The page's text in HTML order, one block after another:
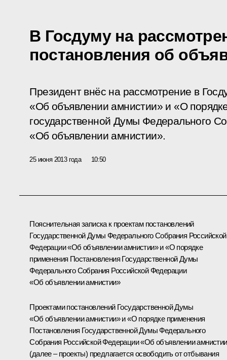
В Госдуму на
постановления об
Президент внёс на рассмотрение в
«Об объявлении амнистии» и «О
государственной Думы Федерального
«Об объявлении амнистии».
25 июня 2013 года 10:50
Пояснительная записка к проектам постановлений
Государственной Думы Федерального Собрания Российской
Федерации «Об объявлении амнистии» и «О порядке
применения Постановления Государственной Думы
Федерального Собрания Российской Федерации
«Об объявлении амнистии»
Проектами постановлений Государственной Думы
«Об объявлении амнистии» и «О порядке применения
Постановления Государственной Думы Федерального
Собрания Российской Федерации «Об объявлении
(далее – проекты) предлагается освободить от отбывания